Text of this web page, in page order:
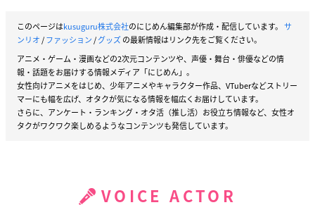
このページはkusuguru株式会社のにじめん編集部が作成・配信しています。 サ
ンリオ/ファッション/グッズの最新情報はリンク先をご覧ください。
アニメ・ゲーム・漫画などの2次元コンテンツや、声優・舞台・俳優などの情
報・話題をお届けする情報メディア「にじめん」。
女性向けアニメをはじめ、少年アニメやキャラクター作品、VTuberなどストリー
マーにも幅を広げ、オタクが気になる情報を幅広くお届けしています。
さらに、アンケート・ランキング・オタ活（推し活）お役立ち情報など、女性オ
タクがワクワク楽しめるようなコンテンツも発信しています。
VOICE ACTOR